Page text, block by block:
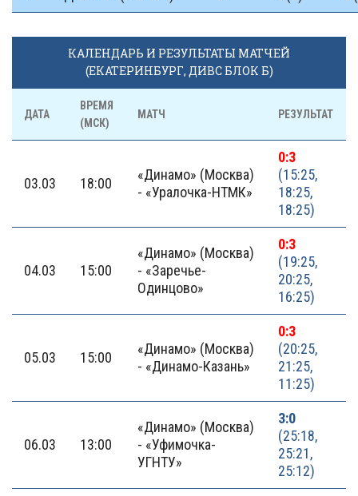
КАЛЕНДАРЬ И РЕЗУЛЬТАТЫ МАТЧЕЙ
(ЕКАТЕРИНБУРГ, ДИВС БЛОК Б)
ДАТА
ВРЕМЯ
(МСК)
МАТЧ РЕЗУЛЬТАТ
03.03 18:00
«Динамо» (Москва)
- «Уралочка-НТМК»
0:3
(15:25,
18:25,
18:25)
04.03 15:00
«Динамо» (Москва)
- «Заречье-
Одинцово»
0:3
(19:25,
20:25,
16:25)
05.03 15:00
«Динамо» (Москва)
- «Динамо-Казань»
0:3
(20:25,
21:25,
11:25)
06.03 13:00
«Динамо» (Москва)
- «Уфимочка-
УГНТУ»
3:0
(25:18,
25:21,
25:12)